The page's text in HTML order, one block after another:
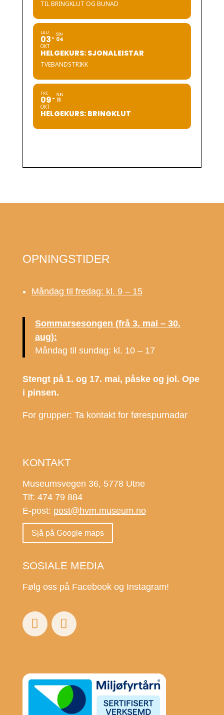
TIL BRINGKLUT OG BUNAD
LAU
03
OKT
SUN
04
HELGEKURS: SJONALEISTAR
TVEBANDSTRIKK
FRE
09
OKT
SUN
11
HELGEKURS: BRINGKLUT
OPNINGSTIDER
Måndag til fredag: kl. 9 – 15
Sommarsesongen (frå 3. mai – 30.
aug):
Måndag til sundag: kl. 10 – 17
Stengt på 1. og 17. mai, påske og jol. Ope
i pinsen.
For grupper: Ta kontakt for førespurnadar
KONTAKT
Museumsvegen 36, 5778 Utne
Tlf: 474 79 884
E-post: post@hvm.museum.no
Sjå på Google maps
SOSIALE MEDIA
Følg oss på Facebook og Instagram!